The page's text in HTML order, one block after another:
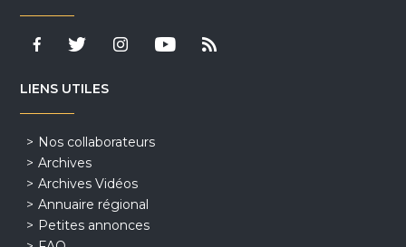
LIENS UTILES
Nos collaborateurs
Archives
Archives Vidéos
Annuaire régional
Petites annonces